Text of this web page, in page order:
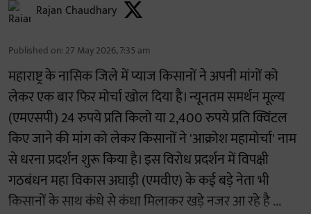
Rajan Chaudhary
Published on: 27 May 2026, 7:35 am
महाराष्ट्र के नासिक जिले में प्याज किसानों ने अपनी मांगों को
लेकर एक बार फिर मोर्चा खोल दिया है। न्यूनतम समर्थन मूल्य
(एमएसपी) 24 रुपये प्रति किलो या 2,400 रुपये प्रति क्विंटल
किए जाने की मांग को लेकर किसानों ने 'आक्रोश महामोर्चा' नाम
से धरना प्रदर्शन शुरू किया है। इस विरोध प्रदर्शन में विपक्षी
गठबंधन महा विकास अघाड़ी (एमवीए) के कई बड़े नेता भी
किसानों के साथ कंधे से कंधा मिलाकर खड़े नजर आ रहे है ...